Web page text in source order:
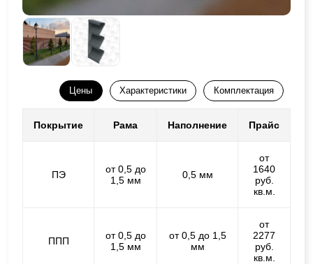
Цены Характеристики Комплектация
Покрытие Рама Наполнение Прайс
ПЭ
от 0,5 до
1,5 мм
0,5 мм
от
1640
руб.
кв.м.
ППП
от 0,5 до
1,5 мм
от 0,5 до 1,5
мм
от
2277
руб.
кв.м.